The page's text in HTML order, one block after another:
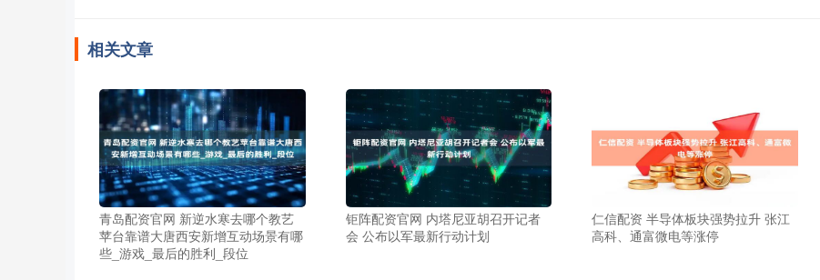
相关文章
青岛配资官网 新逆水寒去哪个教艺
苹台靠谱大唐西安新增互动场景有哪
些_游戏_最后的胜利_段位
钜阵配资官网 内塔尼亚胡召开记者
会 公布以军最新行动计划
仁信配资 半导体板块强势拉升 张江
高科、通富微电等涨停